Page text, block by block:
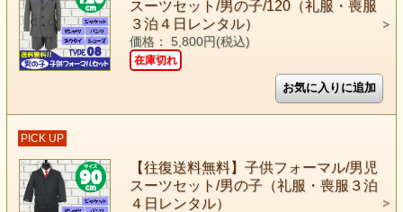
スーツセット/男の子/120（礼服・喪服
３泊４日レンタル）
価格： 5,800円(税込)
在庫切れ
PICK UP
【往復送料無料】子供フォーマル/男児
スーツセット/男の子（礼服・喪服３泊
４日レンタル）